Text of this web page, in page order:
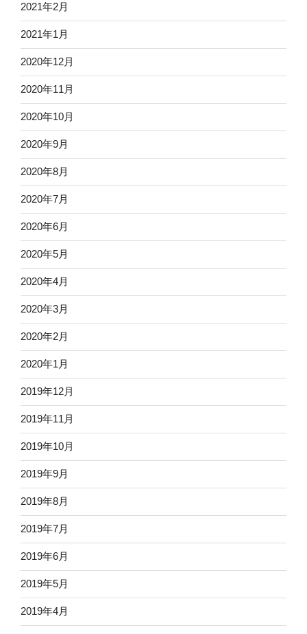
2021年2月
2021年1月
2020年12月
2020年11月
2020年10月
2020年9月
2020年8月
2020年7月
2020年6月
2020年5月
2020年4月
2020年3月
2020年2月
2020年1月
2019年12月
2019年11月
2019年10月
2019年9月
2019年8月
2019年7月
2019年6月
2019年5月
2019年4月